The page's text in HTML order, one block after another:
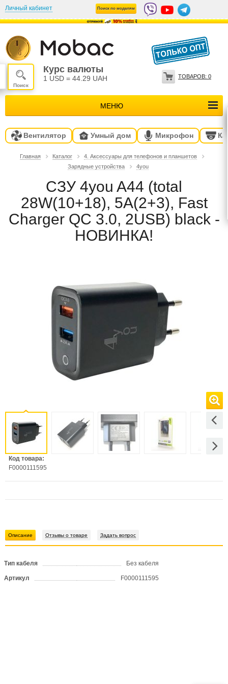
Личный кабинет Поиск по моделям
Курс валюты
1 USD = 44.29 UAH
МЕНЮ
ТОВАРОВ: 0
Вентилятор Умный дом Микрофон
Главная Каталог
4. Аксессуары для телефонов и планшетов
Зарядные устройства
4you
CЗУ 4you A44 (total
28W(10+18), 5A(2+3), Fast
Charger QC 3.0, 2USB) black -
НОВИНКА!
Код товара:
F0000111595
Описание Отзывы о товаре Задать вопрос
Тип кабеля Без кабеля
Артикул F0000111595